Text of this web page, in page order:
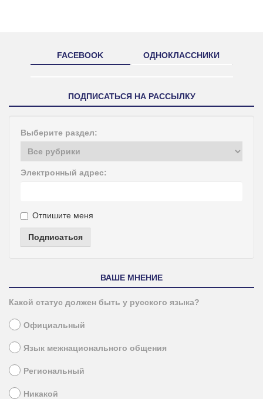
FACEBOOK ОДНОКЛАССНИКИ
ПОДПИСАТЬСЯ НА РАССЫЛКУ
Выберите раздел:
Электронный адрес:
Отпишите меня
Подписаться
ВАШЕ МНЕНИЕ
Какой статус должен быть у русского языка?
Официальный
Язык межнационального общения
Региональный
Никакой